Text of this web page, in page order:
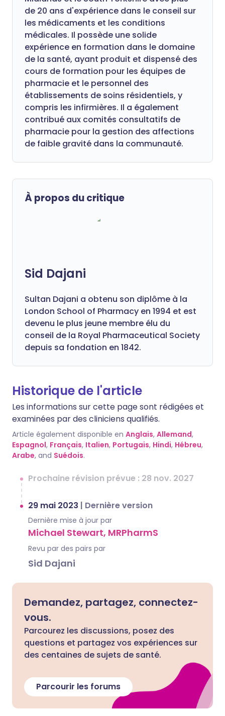
de 20 ans d'expérience dans le conseil sur
les médicaments et les conditions
médicales. Il possède une solide
expérience en formation dans le domaine
de la santé, ayant produit et dispensé des
cours de formation pour les équipes de
pharmacie et le personnel des
établissements de soins résidentiels, y
compris les infirmières. Il a également
contribué aux comités consultatifs de
pharmacie pour la gestion des affections
de faible gravité dans la communauté.
À propos du critique
Sid Dajani
Sultan Dajani a obtenu son diplôme à la
London School of Pharmacy en 1994 et est
devenu le plus jeune membre élu du
conseil de la Royal Pharmaceutical Society
depuis sa fondation en 1842.
Historique de l'article
Les informations sur cette page sont rédigées et
examinées par des cliniciens qualifiés.
Article également disponible en Anglais, Allemand,
Espagnol, Français, Italien, Portugais, Hindi, Hébreu,
Arabe, and Suédois.
Prochaine révision prévue : 28 nov. 2027
29 mai 2023 | Dernière version
Dernière mise à jour par
Michael Stewart, MRPharmS
Revu par des pairs par
Sid Dajani
Demandez, partagez, connectez-
vous.
Parcourez les discussions, posez des
questions et partagez vos expériences sur
des centaines de sujets de santé.
Parcourir les forums